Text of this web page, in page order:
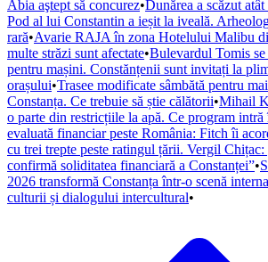
Abia aştept să concurez•Dunărea a scăzut
Pod al lui Constantin a ieșit la iveală.
rară•Avarie RAJA în zona Hotelului Malibu
multe străzi sunt afectate•Bulevardul Tomis
pentru mașini. Constănțenii sunt invitați la
orașului•Trasee modificate sâmbătă pentru
Constanța. Ce trebuie să știe călătorii•Mihail
o parte din restricțiile la apă. Ce program
evaluată financiar peste România: Fitch îi
cu trei trepte peste ratingul țării. Vergil Chițac:
confirmă soliditatea financiară a Constanței”•
2026 transformă Constanța într-o scenă
culturii și dialogului intercultural•